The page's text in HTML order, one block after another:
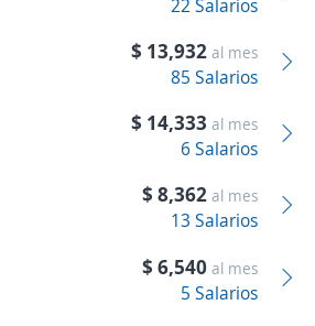
22 Salarios
$ 13,932 al mes
85 Salarios
$ 14,333 al mes
6 Salarios
$ 8,362 al mes
13 Salarios
$ 6,540 al mes
5 Salarios